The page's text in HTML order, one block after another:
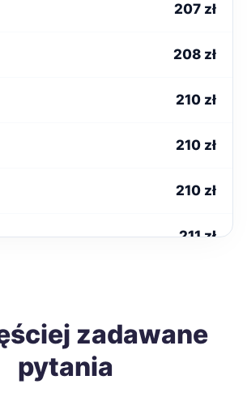
207 zł
208 zł
210 zł
210 zł
210 zł
211 zł
212 zł
zadawane
pytania